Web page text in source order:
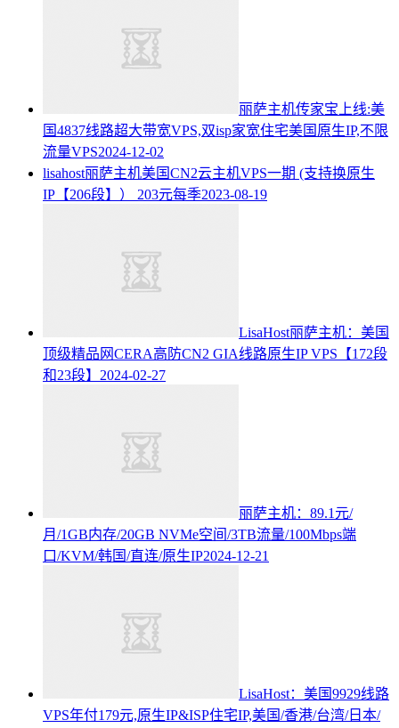
丽萨主机传家宝上线:美
国4837线路超大带宽VPS,双isp家宽住宅美国原生IP,不限
流量VPS2024-12-02
lisahost丽萨主机美国CN2云主机VPS一期 (支持换原生
IP【206段】） 203元每季2023-08-19
LisaHost丽萨主机：美国
顶级精品网CERA高防CN2 GIA线路原生IP VPS【172段
和23段】 2024-02-27
丽萨主机：89.1元/
月/1GB内存/20GB NVMe空间/3TB流量/100Mbps端
口/KVM/韩国/直连/原生IP2024-12-21
LisaHost：美国9929线路
VPS年付179元,原生IP&ISP住宅IP,美国/香港/台湾/日本/